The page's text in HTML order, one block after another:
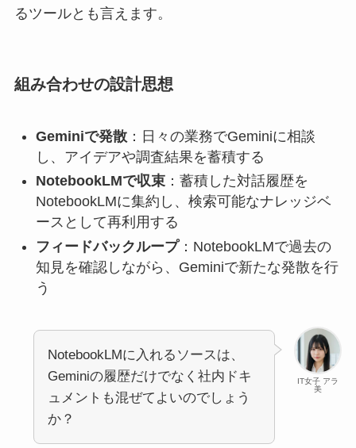
るツールとも言えます。
組み合わせの設計思想
Geminiで発散：日々の業務でGeminiに相談
し、アイデアや調査結果を蓄積する
NotebookLMで収束：蓄積した対話履歴を
NotebookLMに集約し、検索可能なナレッジベ
ースとして再利用する
フィードバックループ：NotebookLMで過去の
知見を確認しながら、Geminiで新たな発散を行
う
IT女子 アラ
美
NotebookLMに入れるソースは、
Geminiの履歴だけでなく社内ドキ
ュメントも混ぜてよいのでしょう
か？